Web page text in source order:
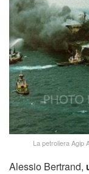
La petroliera Agip
Alessio Bertrand,